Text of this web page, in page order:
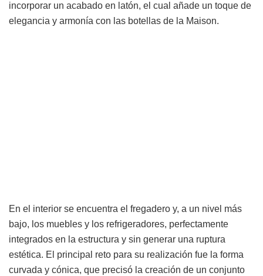
incorporar un acabado en latón, el cual añade un toque de
elegancia y armonía con las botellas de la Maison.
En el interior se encuentra el fregadero y, a un nivel más
bajo, los muebles y los refrigeradores, perfectamente
integrados en la estructura y sin generar una ruptura
estética. El principal reto para su realización fue la forma
curvada y cónica, que precisó la creación de un conjunto